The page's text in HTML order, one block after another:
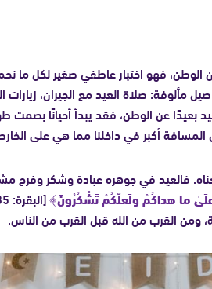
الوطن، فهو اختبار عاطفي صغير لكل ما
مألوفة: صلاة العيد مع الجيران، زيارات
بعيدًا عن الوطن، فقد يبدأ أحيانًا بصمت
أكبر في داخلنا مما هي على
فالعيد في جوهره عبادة وشكر وفرح
عَلَىٰ مَا هَدَاكُمْ وَلَعَلَّكُمْ تَشْكُرُونَ﴾
ومن القرب من الله قبل القرب من الناس.